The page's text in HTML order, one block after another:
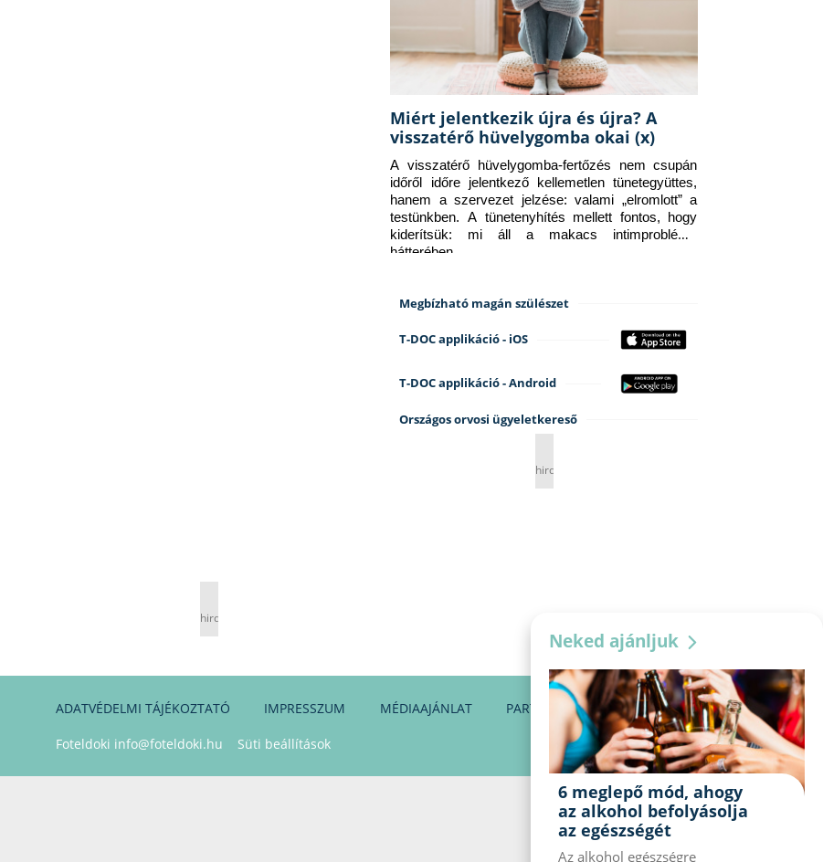
Miért jelentkezik újra és újra? A
visszatérő hüvelygomba okai (x)
A visszatérő hüvelygomba-fertőzés nem csupán
időről időre jelentkező kellemetlen tünetegyüttes,
hanem a szervezet jelzése: valami „elromlott” a
testünkben. A tünetenyhítés mellett fontos, hogy
kiderítsük: mi áll a makacs intimprobléma
hátterében.
Megbízható magán szülészet
T-DOC applikáció - iOS
T-DOC applikáció - Android
Országos orvosi ügyeletkereső
hirdetés
hirdetés
ADATVÉDELMI TÁJÉKOZTATÓ IMPRESSZUM MÉDIAAJÁNLAT PARTNEREINK KAPCSOLAT
Foteldoki info@foteldoki.hu Süti beállítások
Neked ajánljuk
6 meglepő mód, ahogy
az alkohol befolyásolja
az egészségét
Az alkohol egészségre